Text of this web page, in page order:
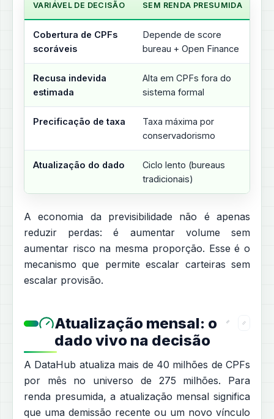
VARIÁVEL DE DECISÃO SEM RENDA PRESUMIDA
Cobertura de CPFs
scoráveis
Depende de score
bureau + Open Finance
Recusa indevida
estimada
Alta em CPFs fora do
sistema formal
Precificação de taxa
Taxa máxima por
conservadorismo
Atualização do dado
Ciclo lento (bureaus
tradicionais)
A economia da previsibilidade não é apenas
reduzir perdas: é aumentar volume sem
aumentar risco na mesma proporção. Esse é o
mecanismo que permite escalar carteiras sem
escalar provisão.
Atualização mensal: o
dado vivo na decisão
A DataHub atualiza mais de 40 milhões de CPFs
por mês no universo de 275 milhões. Para
renda presumida, a atualização mensal significa
que uma demissão recente ou um novo vínculo